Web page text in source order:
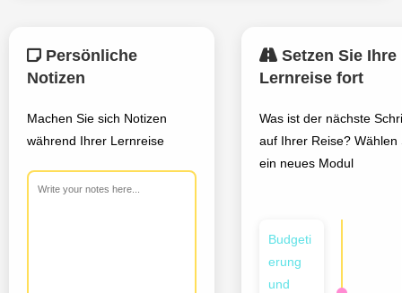
Persönliche
Notizen
Machen Sie sich Notizen
während Ihrer Lernreise
Setzen Sie Ihre
Lernreise fort
Was ist der nächste
auf Ihrer Reise? Wählen
ein neues Modul
Budgeti
erung
und